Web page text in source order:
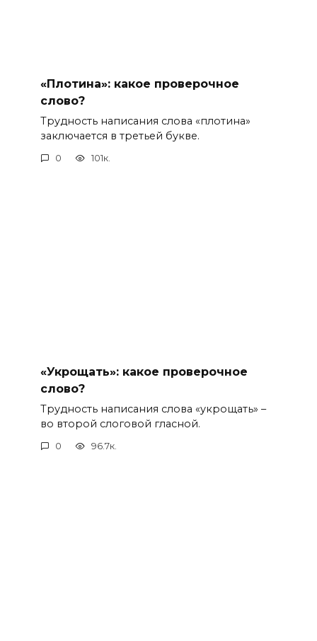
«Плотина»: какое проверочное
слово?
Трудность написания слова «плотина»
заключается в третьей букве.
0 101к.
«Укрощать»: какое проверочное
слово?
Трудность написания слова «укрощать» –
во второй слоговой гласной.
0 96.7к.